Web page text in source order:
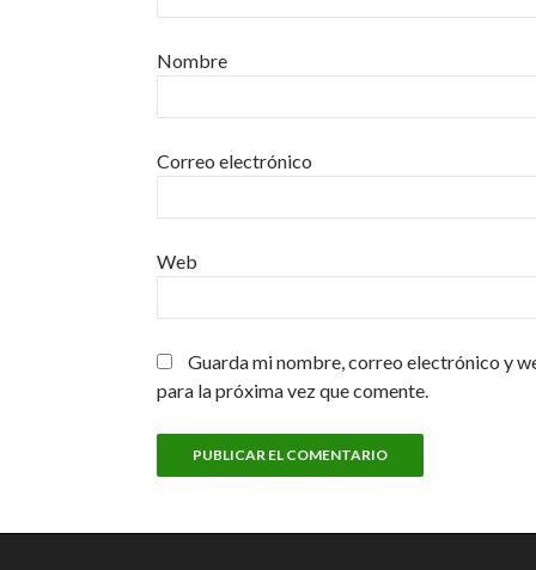
Nombre
Correo electrónico
Web
Guarda mi nombre, correo electrónico y
para la próxima vez que comente.